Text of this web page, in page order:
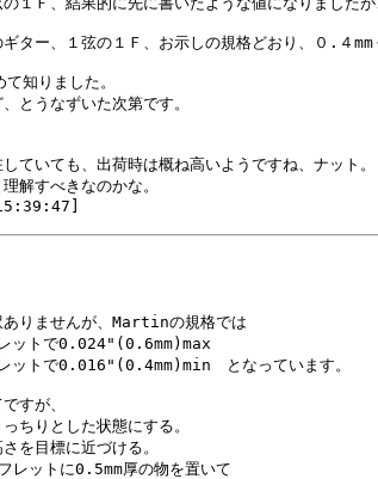
ター、１弦の１Ｆ、お示しの規格どおり、０.４mm
知りました。
とうなずいた次第です。
ていても、出荷時は概ね高いようですね、ナット。
解すべきなのかな。
ありませんが、Martinの規格では
ットで0.024"(0.6mm)max
トで0.016"(0.4mm)min　となっています。
すが、
っちりとした状態にする。
を目標に近づける。
トに0.5mm厚の物を置いて